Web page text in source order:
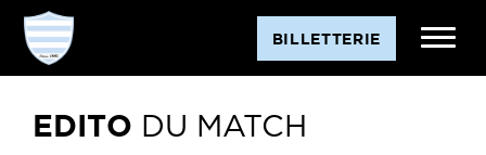
BILLETTERIE
Match introuvable dans la base StatsPerform.
EDITO DU MATCH